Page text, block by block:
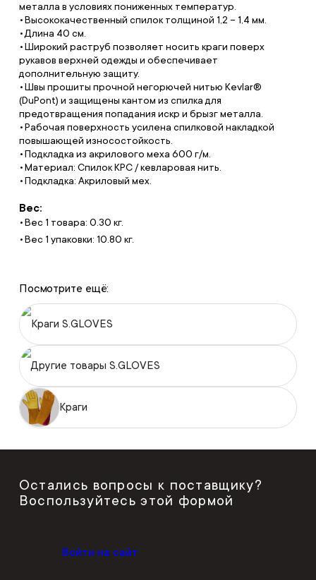
металла в условиях пониженных температур.
Высококачественный спилок толщиной 1,2 – 1,4 мм.
Длина 40 см.
Широкий раструб позволяет носить краги поверх
рукавов верхней одежды и обеспечивает
дополнительную защиту.
Швы прошиты прочной негорючей нитью Kevlar®
(DuPont) и защищены кантом из спилка для
предотвращения попадания искр и брызг металла.
Рабочая поверхность усилена спилковой накладкой
повышающей износостойкость.
Подкладка из акрилового меха 600 г/м.
Материал: Cпилок КРС / кевларовая нить.
Подкладка: Акриловый мех.
Вес:
Вес 1 товара: 0.30 кг.
Вес 1 упаковки: 10.80 кг.
Посмотрите ещё:
Краги S.GLOVES
Другие товары S.GLOVES
Краги
Остались вопросы к поставщику?
Воспользуйтесь этой формой
Войти на сайт